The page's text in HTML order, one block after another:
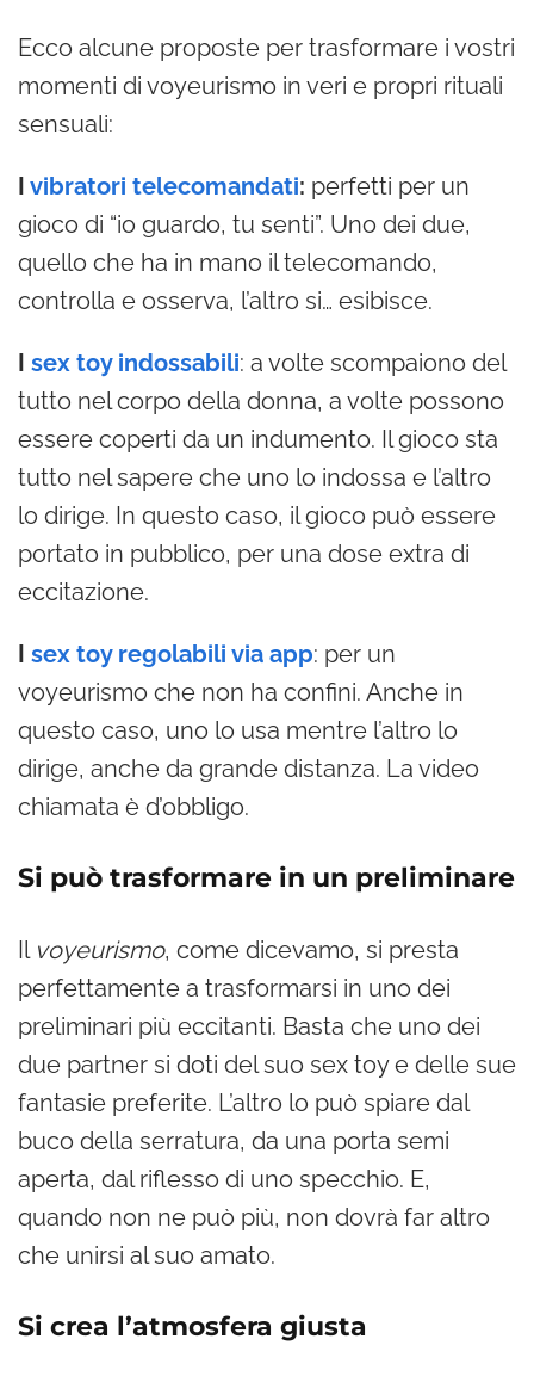
Ecco alcune proposte per trasformare i vostri
momenti di voyeurismo in veri e propri rituali
sensuali:
I vibratori telecomandati: perfetti per un
gioco di “io guardo, tu senti”. Uno dei due,
quello che ha in mano il telecomando,
controlla e osserva, l’altro si… esibisce.
I sex toy indossabili: a volte scompaiono del
tutto nel corpo della donna, a volte possono
essere coperti da un indumento. Il gioco sta
tutto nel sapere che uno lo indossa e l’altro
lo dirige. In questo caso, il gioco può essere
portato in pubblico, per una dose extra di
eccitazione.
I sex toy regolabili via app: per un
voyeurismo che non ha confini. Anche in
questo caso, uno lo usa mentre l’altro lo
dirige, anche da grande distanza. La video
chiamata è d’obbligo.
Si può trasformare in un preliminare
Il voyeurismo, come dicevamo, si presta
perfettamente a trasformarsi in uno dei
preliminari più eccitanti. Basta che uno dei
due partner si doti del suo sex toy e delle sue
fantasie preferite. L’altro lo può spiare dal
buco della serratura, da una porta semi
aperta, dal riflesso di uno specchio. E,
quando non ne può più, non dovrà far altro
che unirsi al suo amato.
Si crea l’atmosfera giusta